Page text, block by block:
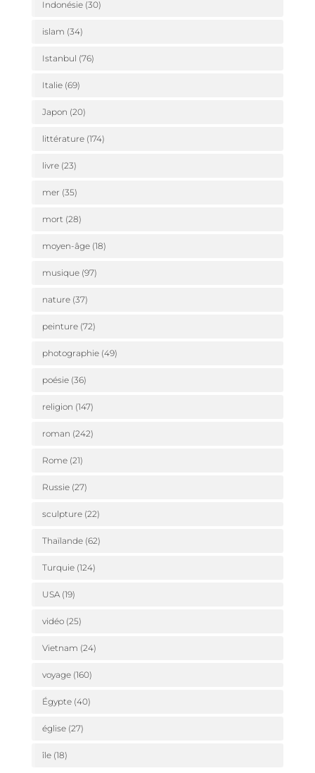
Indonésie(30)
islam (34)
Istanbul (76)
Italie(69)
Japon (20)
littérature(174)
livre(23)
mer (35)
mort(28)
moyen-âge(18)
musique(97)
nature(37)
peinture(72)
photographie(49)
poésie(36)
religion (147)
roman (242)
Rome(21)
Russie(27)
sculpture(22)
Thaïlande(62)
Turquie(124)
USA(19)
vidéo(25)
Vietnam (24)
voyage(160)
Égypte(40)
église(27)
île(18)